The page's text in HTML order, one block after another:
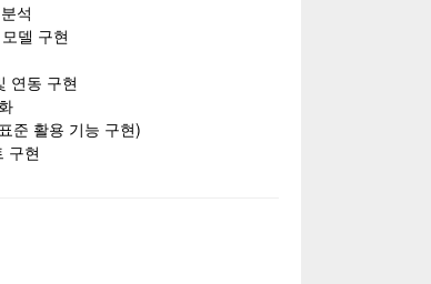
석
델 구현
연동 구현
준 활용 기능 구현)
구현